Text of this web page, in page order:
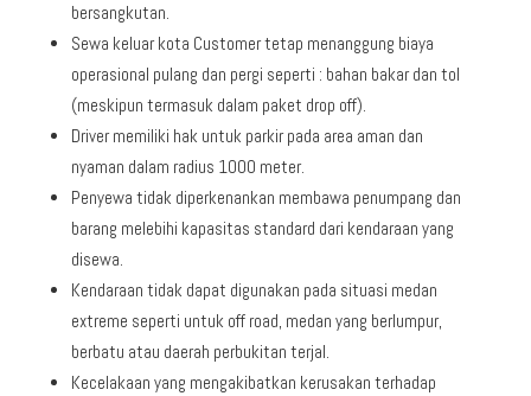
bersangkutan.
Sewa keluar kota Customer tetap menanggung biaya
operasional pulang dan pergi seperti : bahan bakar dan tol
(meskipun termasuk dalam paket drop off).
Driver memiliki hak untuk parkir pada area aman dan
nyaman dalam radius 1000 meter.
Penyewa tidak diperkenankan membawa penumpang dan
barang melebihi kapasitas standard dari kendaraan yang
disewa.
Kendaraan tidak dapat digunakan pada situasi medan
extreme seperti untuk off road, medan yang berlumpur,
berbatu atau daerah perbukitan terjal.
Kecelakaan yang mengakibatkan kerusakan terhadap